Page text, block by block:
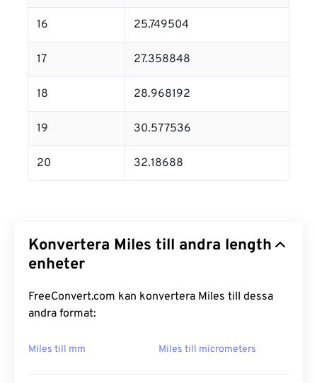
16 25.749504
17 27.358848
18 28.968192
19 30.577536
20 32.18688
Konvertera Miles till andra length
enheter
FreeConvert.com kan konvertera Miles till dessa
andra format:
Miles till mm Miles till micrometers